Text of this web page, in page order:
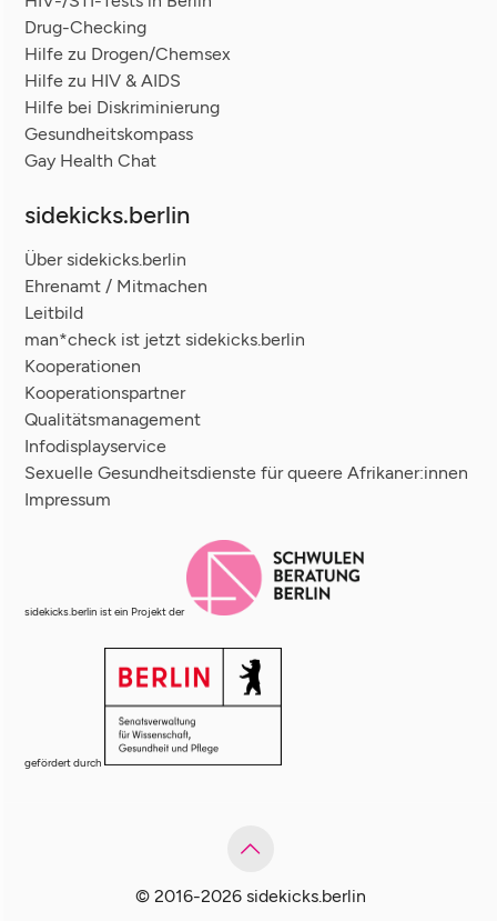
Drug-Checking
Hilfe zu Drogen/Chemsex
Hilfe zu HIV & AIDS
Hilfe bei Diskriminierung
Gesundheitskompass
Gay Health Chat
sidekicks.berlin
Über sidekicks.berlin
Ehrenamt / Mitmachen
Leitbild
man*check ist jetzt sidekicks.berlin
Kooperationen
Kooperationspartner
Qualitätsmanagement
Infodisplayservice
Sexuelle Gesundheitsdienste für queere Afrikaner:innen
Impressum
sidekicks.berlin ist ein Projekt der
gefördert durch
© 2016-2026 sidekicks.berlin